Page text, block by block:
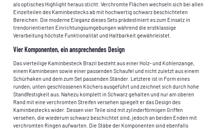
als optisches Highlight heraus sticht. Verchromte Flächen wechseln sich bei allen
Einzelteilen des Kaminbestecks ab mit hochwertig schwarz beschichteten
Bereichen. Die moderne Eleganz dieses Sets prädestiniert es zum Einsatz in
trendorientierten Einrichtungsumgebungen während die erstklassige
Verarbeitung höchste Funktionalität und Haltbarkeit gewährleistet.
Vier Komponenten, ein ansprechendes Design
Das vierteilige Kaminbesteck Brazil besteht aus einer Holz- und Kohlenzange,
einem Kaminbesen sowie einer passenden Schaufel und nicht zuletzt aus einem
Schürhaken und dem zum Set passenden Ständer. Letztere ist in Form eines
runden, unten geschlossenen Köchers ausgeführt und zeichnet sich durch hohe
Standfestigkeit aus. Nahezu komplett in Schwarz gehalten und nur am oberen
Rand mit eine verchromten Streifen versehen spiegelt er das Design des
Kaminbestecks wider. Dessen vier Teile sind mit zylinderförmigen Griffen
versehen, die wiederum schwarz beschichtet sind, jedoch an beiden Enden mit
verchromten Ringen aufwarten. Die Stäbe der Komponenten sind ebenfalls